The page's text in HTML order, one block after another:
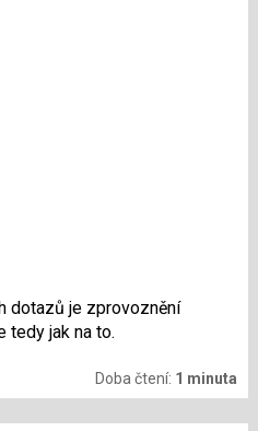
dotazů je zprovoznění
tedy jak na to.
Doba čtení: 1 minuta